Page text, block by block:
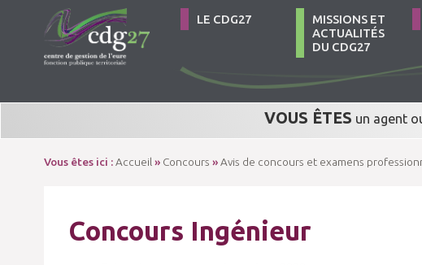
LE CDG27
MISSIONS ET
ACTUALITÉS
DU CDG27
VOUS ÊTES un agent
Vous êtes ici :Accueil » Concours »Avis de concours et examens
Concours Ingénieur